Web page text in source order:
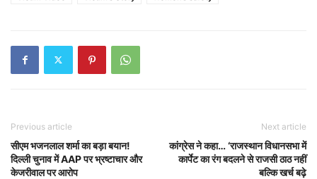
Previous article
सीएम भजनलाल शर्मा का बड़ा बयान!
दिल्ली चुनाव में AAP पर भ्रष्टाचार और
केजरीवाल पर आरोप
Next article
कांग्रेस ने कहा… ‘राजस्थान विधानसभा में
कार्पेट का रंग बदलने से राजसी ठाठ नहीं
बल्कि खर्च बढ़े